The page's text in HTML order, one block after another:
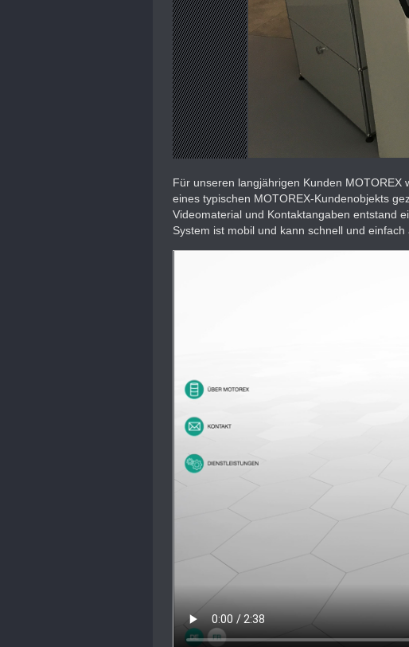
Für unseren langjährigen Kunden
eines typischen MOTOREX-Kundenobjekts
Videomaterial und Kontaktangaben entstand
System ist mobil und kann schnell und